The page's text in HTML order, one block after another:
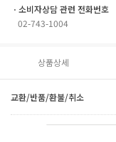
ㆍ소비자상담 관련 전화번호
02-743-1004
상품상세
교환/반품/환불/취소